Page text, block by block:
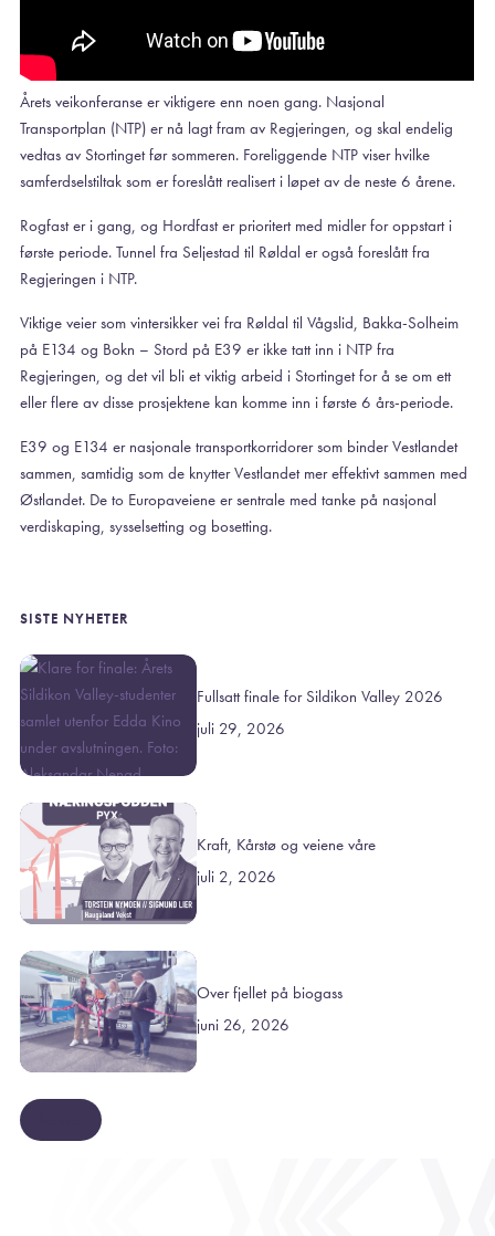
Årets veikonferanse er viktigere enn noen gang. Nasjonal
Transportplan (NTP) er nå lagt fram av Regjeringen, og skal endelig
vedtas av Stortinget før sommeren. Foreliggende NTP viser hvilke
samferdselstiltak som er foreslått realisert i løpet av de neste 6 årene.
Rogfast er i gang, og Hordfast er prioritert med midler for oppstart i
første periode. Tunnel fra Seljestad til Røldal er også foreslått fra
Regjeringen i NTP.
Viktige veier som vintersikker vei fra Røldal til Vågslid, Bakka-Solheim
på E134 og Bokn – Stord på E39 er ikke tatt inn i NTP fra
Regjeringen, og det vil bli et viktig arbeid i Stortinget for å se om ett
eller flere av disse prosjektene kan komme inn i første 6 års-periode.
E39 og E134 er nasjonale transportkorridorer som binder Vestlandet
sammen, samtidig som de knytter Vestlandet mer effektivt sammen med
Østlandet. De to Europaveiene er sentrale med tanke på nasjonal
verdiskaping, sysselsetting og bosetting.
SISTE NYHETER
Fullsatt finale for Sildikon Valley 2026
juli 29, 2026
Kraft, Kårstø og veiene våre
juli 2, 2026
Over fjellet på biogass
juni 26, 2026